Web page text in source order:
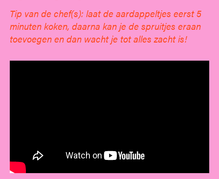
Tip van de chef(s): laat de aardappeltjes eerst 5
minuten koken, daarna kan je de spruitjes eraan
toevoegen en dan wacht je tot alles zacht is!